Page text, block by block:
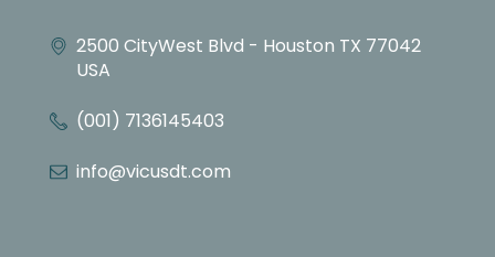
2500 CityWest Blvd - Houston TX 77042
USA
(001) 7136145403
info@vicusdt.com